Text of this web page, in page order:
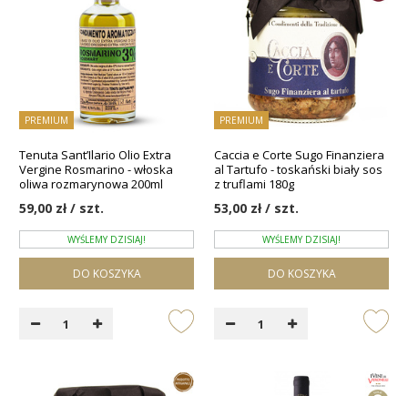
PREMIUM
Tenuta Sant’Ilario Olio Extra
Vergine Rosmarino - włoska
oliwa rozmarynowa 200ml
59,00 zł / szt.
WYŚLEMY DZISIAJ!
DO KOSZYKA
PREMIUM
Caccia e Corte Sugo Finanziera
al Tartufo - toskański biały sos
z truflami 180g
53,00 zł / szt.
WYŚLEMY DZISIAJ!
DO KOSZYKA